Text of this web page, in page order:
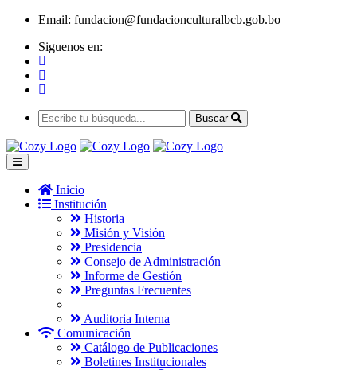
Email: fundacion@fundacionculturalbcb.gob.bo
Siguenos en:
Buscar
Inicio
Institución
Historia
Misión y Visión
Presidencia
Consejo de Administración
Informe de Gestión
Preguntas Frecuentes
Auditoria Interna
Comunicación
Catálogo de Publicaciones
Boletines Institucionales